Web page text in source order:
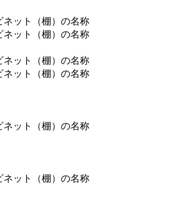
ネット（棚）の名称
ネット（棚）の名称
ネット（棚）の名称
ネット（棚）の名称
ネット（棚）の名称
ネット（棚）の名称